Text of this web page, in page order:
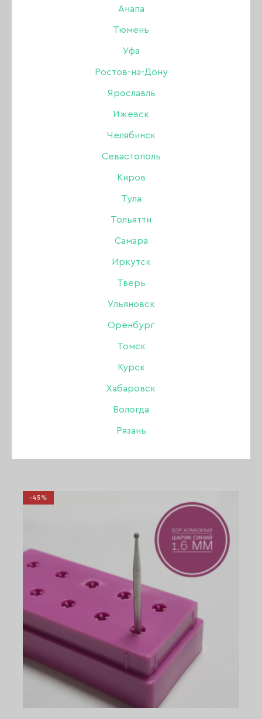
Анапа
Тюмень
Уфа
Ростов-на-Дону
Ярославль
Ижевск
Челябинск
Севастополь
Киров
Тула
Тольятти
Самара
Иркутск
Тверь
Ульяновск
Оренбург
Томск
Курск
Хабаровск
Вологда
Рязань
В наличии в интернет-магазине
Бор алмазный шарик красный 1,2
В наличии в магазинах
-45%